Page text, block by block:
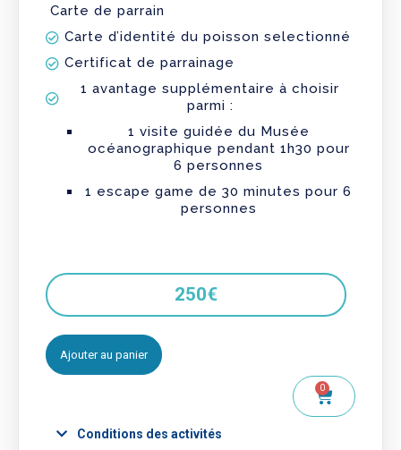
Carte de parrain
Carte d’identité du poisson selectionné
Certificat de parrainage
1 avantage supplémentaire à choisir
parmi :
1 visite guidée du Musée
océanographique pendant 1h30 pour
6 personnes
1 escape game de 30 minutes pour 6
personnes
250€
Ajouter au panier
0
Conditions des activités